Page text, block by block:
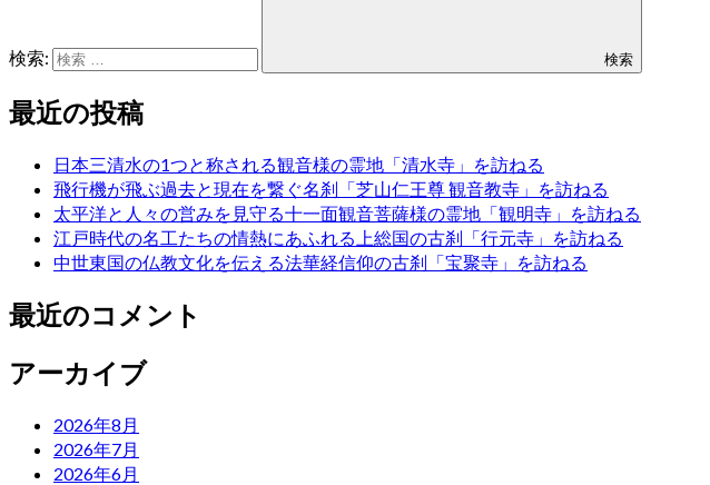
検索: 検索
最近の投稿
日本三清水の1つと称される観音様の霊地「清水寺」を訪ねる
飛行機が飛ぶ過去と現在を繋ぐ名刹「芝山仁王尊 観音教寺」を訪ねる
太平洋と人々の営みを見守る十一面観音菩薩様の霊地「観明寺」を訪ねる
江戸時代の名工たちの情熱にあふれる上総国の古刹「行元寺」を訪ねる
中世東国の仏教文化を伝える法華経信仰の古刹「宝聚寺」を訪ねる
最近のコメント
アーカイブ
2026年8月
2026年7月
2026年6月